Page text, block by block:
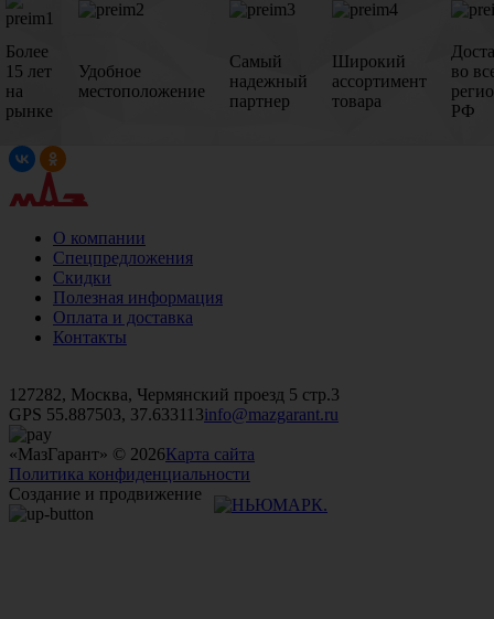
Более
15 лет
на
рынке
Удобное
местоположение
Самый
надежный
партнер
Широкий
ассортимент
товара
во
РФ
О компании
Спецпредложения
Скидки
Полезная информация
Оплата и доставка
Контакты
127282, Москва, Чермянский проезд 5 стр.3
GPS 55.887503, 37.633113info@mazgarant.ru
«МазГарант» © 2026Карта сайта
Политика конфиденциальности
Создание и продвижение